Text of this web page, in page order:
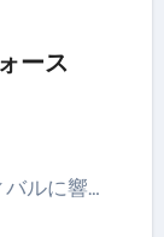
ース
バルに響…